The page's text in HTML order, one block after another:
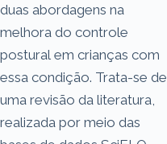
duas abordagens na
melhora do controle
postural em crianças com
essa condição. Trata-se de
uma revisão da literatura,
realizada por meio das